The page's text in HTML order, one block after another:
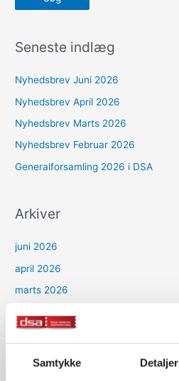
Samtykke Detaljer
Seneste indlæg
Nyhedsbrev Juni 2026
Nyhedsbrev April 2026
Nyhedsbrev Marts 2026
Nyhedsbrev Februar 2026
Generalforsamling 2026 i DSA
Arkiver
juni 2026
april 2026
marts 2026
januar 2026